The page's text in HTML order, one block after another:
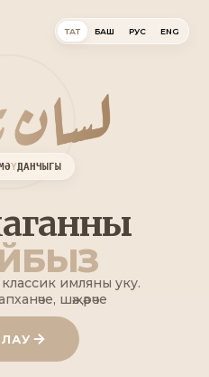
ТАТ БАШ РУС ENG
АЙВҮНЛЫҒФ
классик имляны уку.
шәҗәрәче